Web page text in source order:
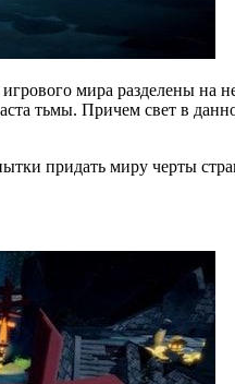
мира разделены на
тьмы. Причем свет в
придать миру черты